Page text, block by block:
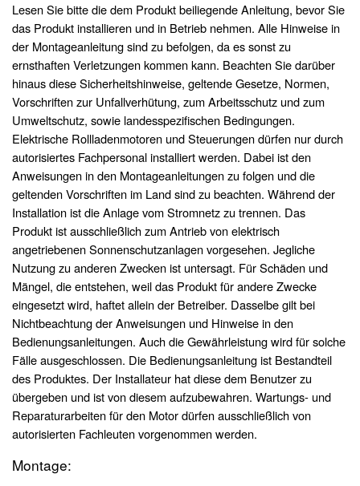
Lesen Sie bitte die dem Produkt beiliegende Anleitung, bevor Sie
das Produkt installieren und in Betrieb nehmen. Alle Hinweise in
der Montageanleitung sind zu befolgen, da es sonst zu
ernsthaften Verletzungen kommen kann. Beachten Sie darüber
hinaus diese Sicherheitshinweise, geltende Gesetze, Normen,
Vorschriften zur Unfallverhütung, zum Arbeitsschutz und zum
Umweltschutz, sowie landesspezifischen Bedingungen.
Elektrische Rollladenmotoren und Steuerungen dürfen nur durch
autorisiertes Fachpersonal installiert werden. Dabei ist den
Anweisungen in den Montageanleitungen zu folgen und die
geltenden Vorschriften im Land sind zu beachten. Während der
Installation ist die Anlage vom Stromnetz zu trennen. Das
Produkt ist ausschließlich zum Antrieb von elektrisch
angetriebenen Sonnenschutzanlagen vorgesehen. Jegliche
Nutzung zu anderen Zwecken ist untersagt. Für Schäden und
Mängel, die entstehen, weil das Produkt für andere Zwecke
eingesetzt wird, haftet allein der Betreiber. Dasselbe gilt bei
Nichtbeachtung der Anweisungen und Hinweise in den
Bedienungsanleitungen. Auch die Gewährleistung wird für solche
Fälle ausgeschlossen. Die Bedienungsanleitung ist Bestandteil
des Produktes. Der Installateur hat diese dem Benutzer zu
übergeben und ist von diesem aufzubewahren. Wartungs- und
Reparaturarbeiten für den Motor dürfen ausschließlich von
autorisierten Fachleuten vorgenommen werden.
Montage: